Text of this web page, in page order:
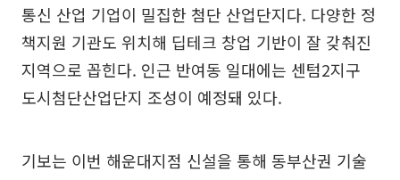
통신 산업 기업이 밀집한 첨단 산업단지다. 다양한 정
책지원 기관도 위치해 딥테크 창업 기반이 잘 갖춰진
지역으로 꼽힌다. 인근 반여동 일대에는 센텀2지구
도시첨단산업단지 조성이 예정돼 있다.
기보는 이번 해운대지점 신설을 통해 동부산권 기술